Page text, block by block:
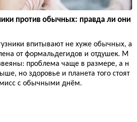
против обычных: правда ли они
впитывают не хуже обычных, а
от формальдегидов и отдушек. М
проблема чаще в размере, а н
но здоровье и планета того стоят
с обычными днём.